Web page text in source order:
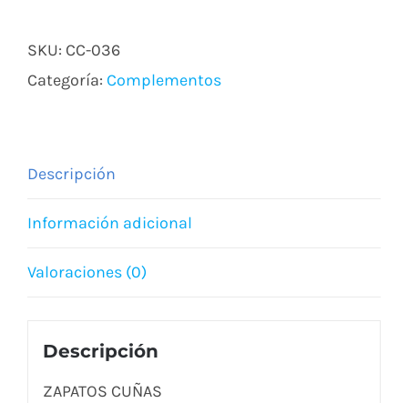
SKU: CC-036
Categoría: Complementos
Descripción
Información adicional
Valoraciones (0)
Descripción
ZAPATOS CUÑAS